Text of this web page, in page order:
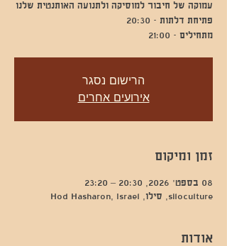
מתחילים - 21:00
הרישום נסגר
אירועים אחרים
זמן ומיקום
08 בספט׳ 2026, 20:30 – 23:20
siloculture, סילו, Hod Hasharon, Israel
אודות